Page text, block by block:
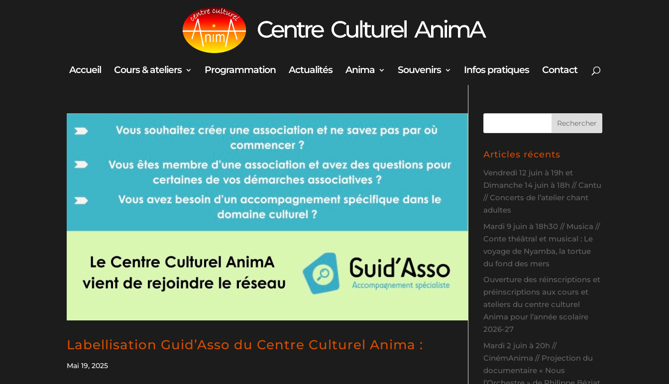
Accueil Cours & ateliers Programmation Actualités Anima Souvenirs Infos pratiques Contact
Labellisation Guid’Asso du Centre Culturel Anima :
Mai 19, 2025
Articles récents
Vendredi 12 juin à 19h et
Dimanche 14 juin à 18h // Cantu
// Concerts de l’atelier chant
adultes
Mardi 9 juin à 18h30 // Musica //
Conte théâtral et musical : Le
voyage de Nyamba, la tortue
du fond des mers
Ouverture des réinscriptions et
préinscriptions aux cours et
ateliers du centre culturel
Anima pour l’année scolaire
2026-27
Mardi 2 juin à 20h //
CinémAnima // Projection du
documentaire « Nous